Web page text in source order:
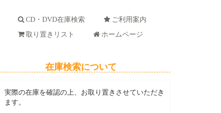
CD・DVD在庫検索
ご利用案内
取り置きリスト ホームページ
在庫検索について
実際の在庫を確認の上、お取り置きさせていただき
ます。